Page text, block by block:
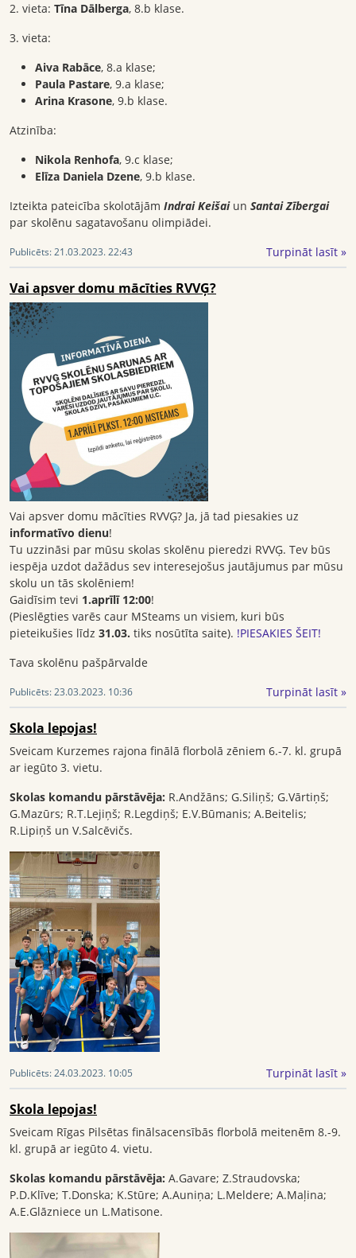
2. vieta: Tīna Dālberga, 8.b klase.
3. vieta:
Aiva Rabāce, 8.a klase;
Paula Pastare, 9.a klase;
Arina Krasone, 9.b klase.
Atzinība:
Nikola Renhofa, 9.c klase;
Elīza Daniela Dzene, 9.b klase.
Izteikta pateicība skolotājām Indrai Keišaiun Santai Zībergai
par skolēnu sagatavošanu olimpiādei.
Publicēts:21.03.2023. 22:43 Turpināt lasīt »
Vai apsver domu mācīties RVVĢ?
Vai apsver domu mācīties RVVĢ? Ja, jā tad piesakies uz
informatīvo dienu!
Tu uzzināsi par mūsu skolas skolēnu pieredzi RVVĢ. Tev būs
iespēja uzdot dažādus sev interesejošus jautājumus par mūsu
skolu un tās skolēniem!
Gaidīsim tevi 1.aprīlī 12:00!
(Pieslēgties varēs caur MSteams un visiem, kuri būs
pieteikušies līdz 31.03. tiks nosūtīta saite). !PIESAKIES ŠEIT!
Tava skolēnu pašpārvalde
Publicēts:23.03.2023. 10:36 Turpināt lasīt »
Skola lepojas!
Sveicam Kurzemes rajona finālā florbolā zēniem 6.-7. kl. grupā
ar iegūto 3. vietu.
Skolas komandu pārstāvēja: R.Andžāns; G.Siliņš; G.Vārtiņš;
G.Mazūrs; R.T.Lejiņš; R.Legdiņš; E.V.Būmanis; A.Beitelis;
R.Lipiņš un V.Salcēvičs.
Publicēts:24.03.2023. 10:05 Turpināt lasīt »
Skola lepojas!
Sveicam Rīgas Pilsētas finālsacensībās florbolā meitenēm 8.-9.
kl. grupā ar iegūto 4. vietu.
Skolas komandu pārstāvēja: A.Gavare; Z.Straudovska;
P.D.Klīve; T.Donska; K.Stūre; A.Auniņa; L.Meldere; A.Maļina;
A.E.Glāzniece un L.Matisone.